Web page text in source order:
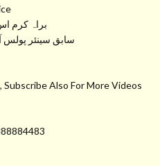
براہ کرم
سابق سینئر پولس
Also For More Videos